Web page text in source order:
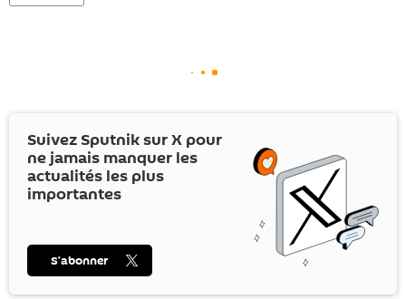
Suivez Sputnik surX pour
ne jamais manquer les
actualités les plus
importantes
S’abonner